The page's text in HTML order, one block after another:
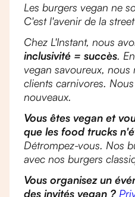
Les burgers vegan ne
C'est l'avenir de la
Chez L'Instant, nous
inclusivité = succès.
vegan savoureux, nous
clients carnivores.
nouveaux.
Vous êtes vegan et
que les food trucks
Détrompez-vous. Nos
avec nos burgers
Vous organisez un
des invités vegan ?